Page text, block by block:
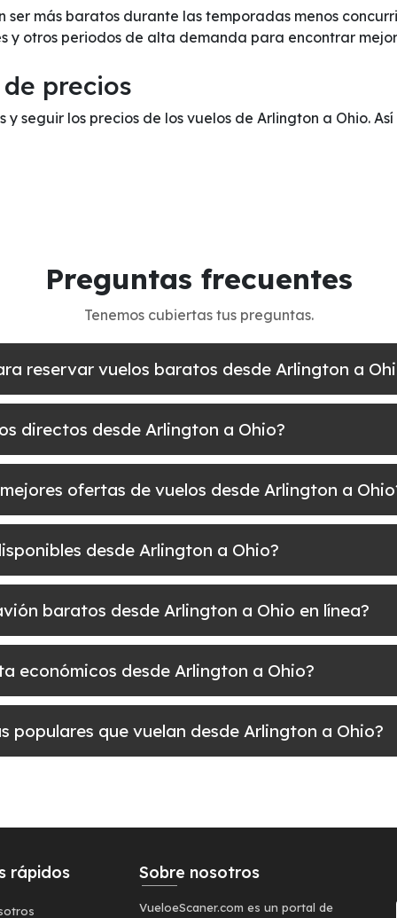
ser más baratos durante las temporadas menos
y otros periodos de alta demanda para encontrar
precios
seguir los precios de los vuelos de Arlington a Ohio.
Preguntas frecuentes
Tenemos cubiertas tus preguntas.
reservar vuelos baratos desde Arlington a
directos desde Arlington a Ohio?
ofertas de vuelos desde Arlington a
desde Arlington a Ohio?
baratos desde Arlington a Ohio en línea?
económicos desde Arlington a Ohio?
populares que vuelan desde Arlington a Ohio?
rápidos Sobre nosotros
VueloeScaner.com es un portal de